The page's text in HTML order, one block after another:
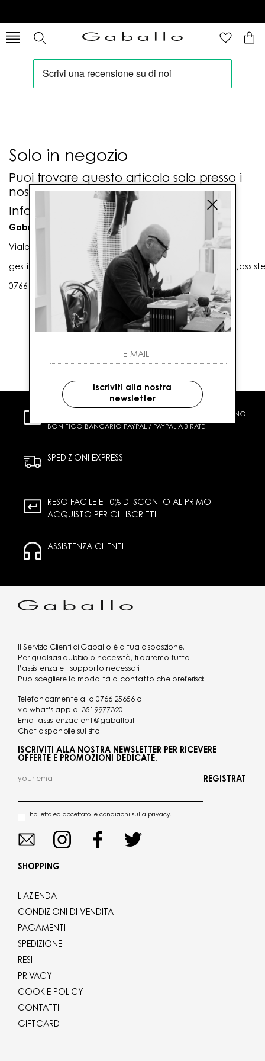
Solo in negozio
Puoi trovare questo articolo solo presso i
nostri punti vendita:
Info contatti
Gaballo Mario srl
Viale G. Matteotti n. 23 00053 Civitavecchia (RM)
0766 25656
CARTA DI CREDITO CONTRASSEGNO
BONIFICO BANCARIO PAYPAL / PAYPAL A 3 RATE
SPEDIZIONI EXPRESS
RESO FACILE E 10% DI SCONTO AL PRIMO
ACQUISTO PER GLI ISCRITTI
ASSISTENZA CLIENTI
Il Servizio Clienti di Gaballo è a tua disposizione.
Per qualsiasi dubbio o necessità, ti daremo tutta
l’assistenza e il supporto necessari.
Puoi scegliere la modalità di contatto che preferisci:
Telefonicamente allo 0766 25656 o
via what's app al 3519977320
Email assistenzaclienti@gaballo.it
Chat disponibile sul sito
ISCRIVITI ALLA NOSTRA NEWSLETTER PER RICEVERE
OFFERTE E PROMOZIONI DEDICATE.
ho letto ed accettato le condizioni sulla privacy.
REGISTRATI
SHOPPING
L'AZIENDA
CONDIZIONI DI VENDITA
PAGAMENTI
SPEDIZIONE
RESI
PRIVACY
COOKIE POLICY
CONTATTI
GIFTCARD
Iscriviti alla nostra
newsletter